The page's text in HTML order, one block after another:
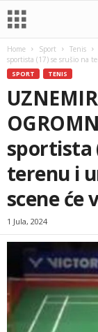
Home Sport Tenis
sportista (17) se srušio na
SPORT TENIS
sportista
terenu i
scene će
1 Jula, 2024